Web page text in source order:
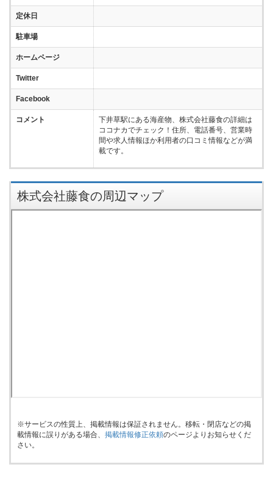
定休日
駐車場
ホームページ
Twitter
Facebook
コメント
下井草駅にある海産物、株式会社藤食の詳細は
ココナカでチェック！住所、電話番号、営業時
間や求人情報ほか利用者の口コミ情報などが満
載です。
株式会社藤食の周辺マップ
※サービスの性質上、掲載情報は保証されません。移転・閉店などの掲
載情報に誤りがある場合、 掲載情報修正依頼のページよりお知らせくだ
さい。